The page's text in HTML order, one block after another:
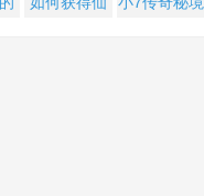
鞭尸爆率和
何技巧？雁